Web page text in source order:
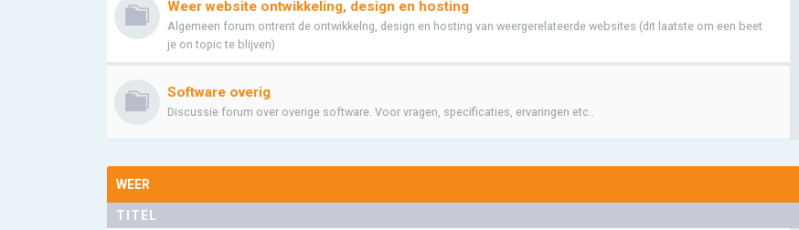
Weer website ontwikkeling, design en hosting
Algemeen forum ontrent de ontwikkelng, design en hosting van weergerelateerde websites (dit laatste om een beet
je on topic te blijven)
Software overig
Discussie forum over overige software. Voor vragen, specificaties, ervaringen etc..
WEER
TITEL